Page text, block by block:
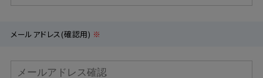
メールアドレス(確認用) ※